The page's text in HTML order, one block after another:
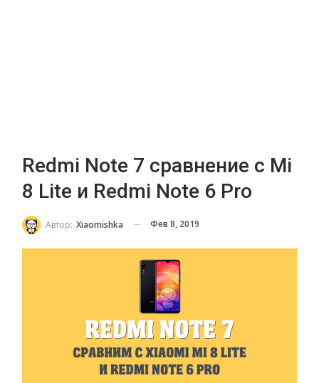
Redmi Note 7 сравнение с Mi
8 Lite и Redmi Note 6 Pro
Автор: Xiaomishka Фев 8, 2019